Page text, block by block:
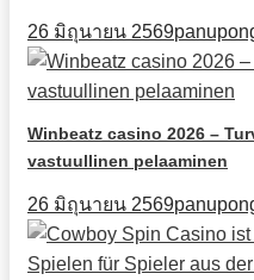
26 มิถุนายน 2569
Winbeatz casino 2026 –
vastuullinen pelaaminen
26 มิถุนายน 2569